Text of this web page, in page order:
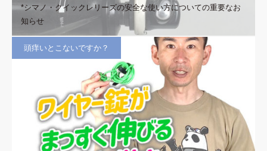
*シマノ・クイックレリーズの安全な使い方についての重要なお
知らせ
頭痒いとこないですか？